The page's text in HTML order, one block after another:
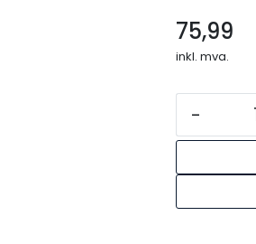
75,99
inkl. mva.
-